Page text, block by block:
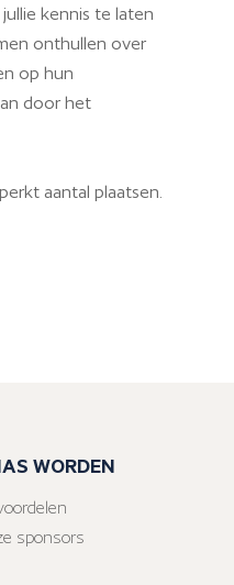
kennis te laten
onthullen over
op hun
door het
aantal plaatsen.
WORDEN
sponsors